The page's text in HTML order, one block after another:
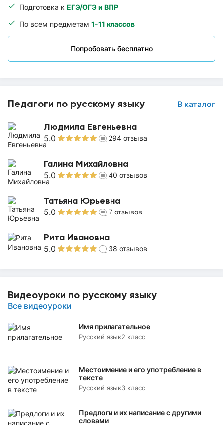
Подготовка к ЕГЭ/ОГЭ и ВПР
По всем предметам 1-11 классов
Попробовать бесплатно
Педагоги по русскому языку В каталог
Людмила Евгеньевна
5.0 294 отзыва
Галина Михайловна
5.0 40 отзывов
Татьяна Юрьевна
5.0 7 отзывов
Рита Ивановна
5.0 38 отзывов
Видеоуроки по русскому языку
Все видеоуроки
Имя прилагательное
Русский язык2 класс
Местоимение и его употребление в
тексте
Русский язык3 класс
Предлоги и их написание с другими
словами